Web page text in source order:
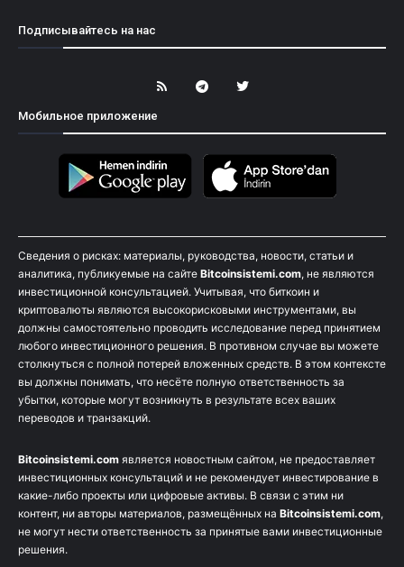
Подписывайтесь на нас
Мобильное приложение
Сведения о рисках: материалы, руководства, новости, статьи и
аналитика, публикуемые на сайте Bitcoinsistemi.com, не являются
инвестиционной консультацией. Учитывая, что биткоин и
криптовалюты являются высокорисковыми инструментами, вы
должны самостоятельно проводить исследование перед принятием
любого инвестиционного решения. В противном случае вы можете
столкнуться с полной потерей вложенных средств. В этом контексте
вы должны понимать, что несёте полную ответственность за
убытки, которые могут возникнуть в результате всех ваших
переводов и транзакций.
Bitcoinsistemi.com является новостным сайтом, не предоставляет
инвестиционных консультаций и не рекомендует инвестирование в
какие-либо проекты или цифровые активы. В связи с этим ни
контент, ни авторы материалов, размещённых на Bitcoinsistemi.com,
не могут нести ответственность за принятые вами инвестиционные
решения.